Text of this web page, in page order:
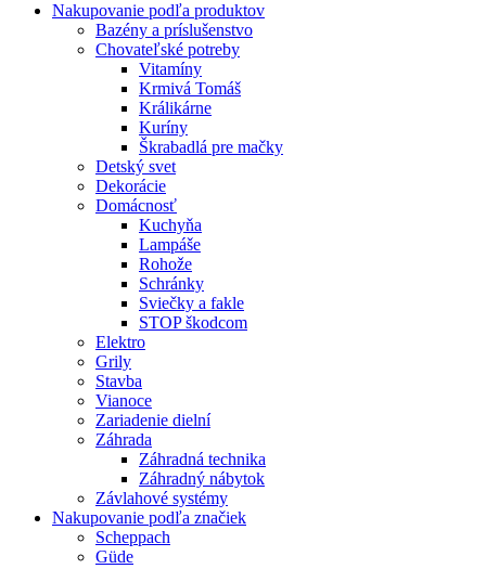
Nakupovanie podľa produktov
Bazény a príslušenstvo
Chovateľské potreby
Vitamíny
Krmivá Tomáš
Králikárne
Kuríny
Škrabadlá pre mačky
Detský svet
Dekorácie
Domácnosť
Kuchyňa
Lampáše
Rohože
Schránky
Sviečky a fakle
STOP škodcom
Elektro
Grily
Stavba
Vianoce
Zariadenie dielní
Záhrada
Záhradná technika
Záhradný nábytok
Závlahové systémy
Nakupovanie podľa značiek
Scheppach
Güde